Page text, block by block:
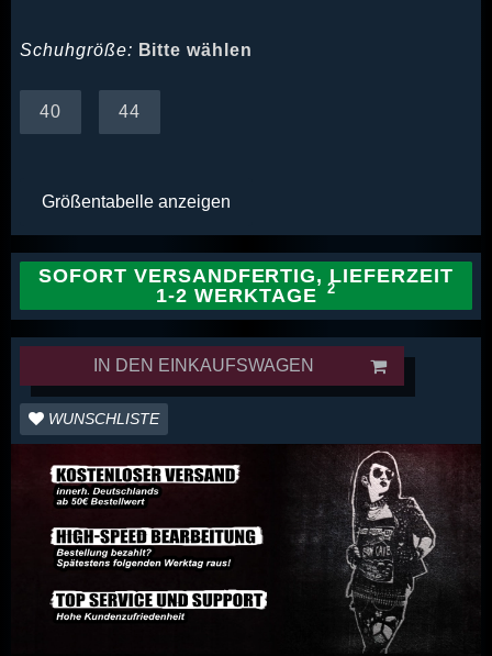
Schuhgröße: Bitte wählen
40 44
Größentabelle anzeigen
SOFORT VERSANDFERTIG, LIEFERZEIT
1-2 WERKTAGE
IN DEN EINKAUFSWAGEN
WUNSCHLISTE